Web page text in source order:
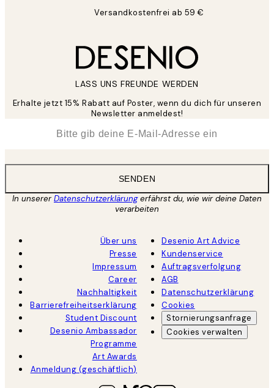
Versandkostenfrei ab 59 €
LASS UNS FREUNDE WERDEN
Erhalte jetzt 15% Rabatt auf Poster, wenn du dich für unseren
Newsletter anmeldest!
SENDEN
In unsererDatenschutzerklärungerfährst du, wie wir deine Daten
verarbeiten
Über uns
Presse
Impressum
Career
Nachhaltigkeit
Barrierefreiheitserklärung
Student Discount
Desenio Ambassador
Programme
Art Awards
Anmeldung (geschäftlich)
Desenio Art Advice
Kundenservice
Auftragsverfolgung
AGB
Datenschutzerklärung
Cookies
Stornierungsanfrage
Cookies verwalten